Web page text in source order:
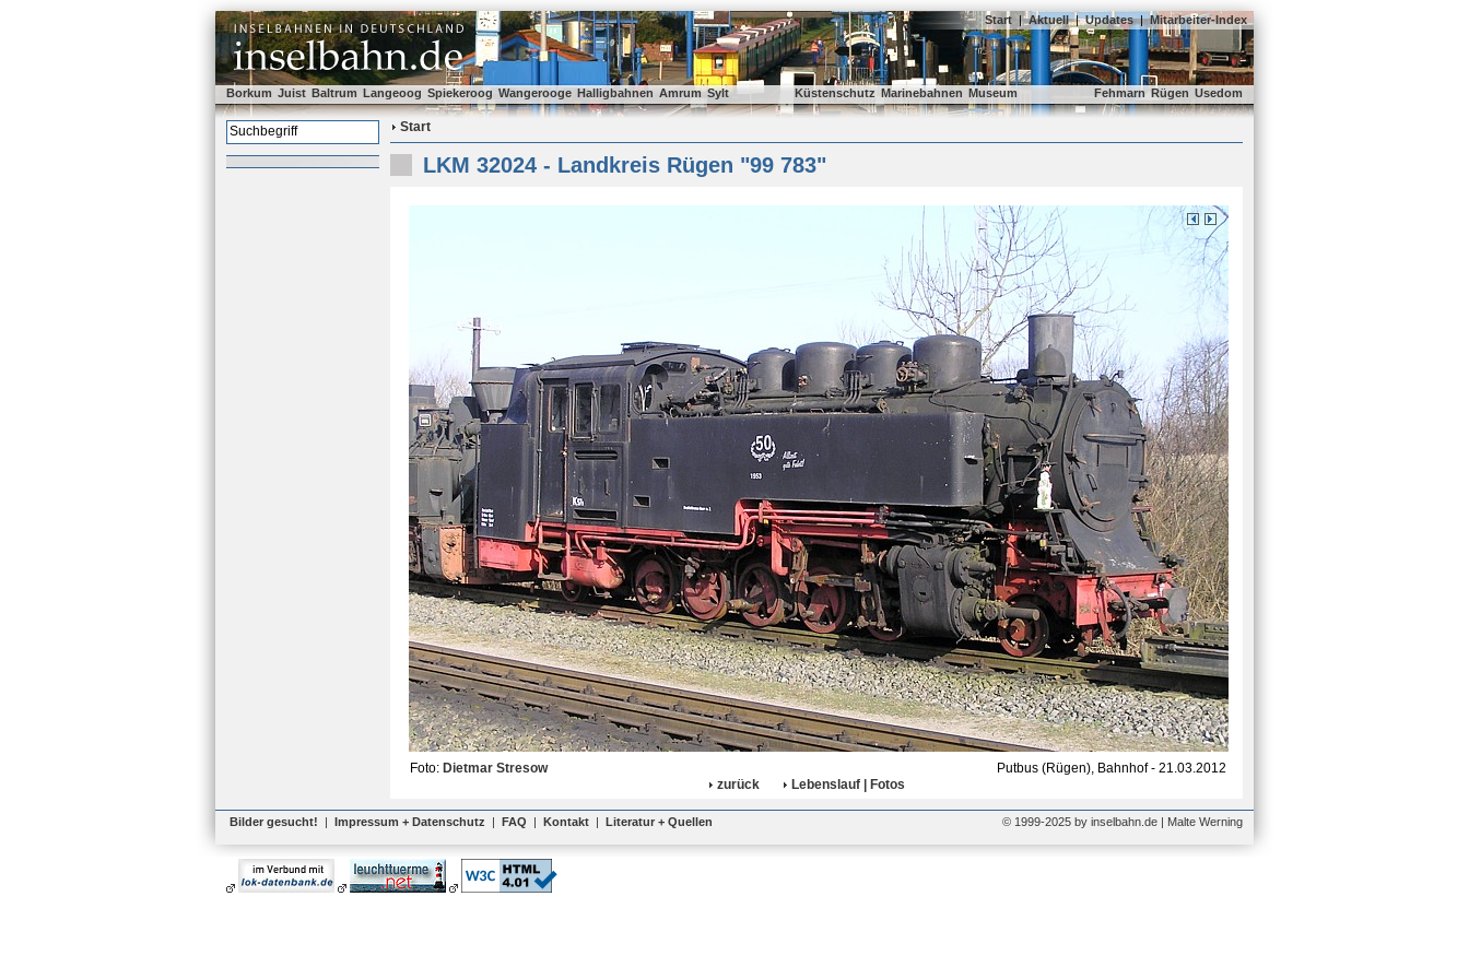
Start | Aktuell | Updates | Mitarbeiter-Index
Borkum Juist Baltrum Langeoog Spiekeroog Wangerooge Halligbahnen Amrum Sylt Küstenschutz Marinebahnen Museum Fehmarn Rügen Usedom
Start
LKM 32024 - Landkreis Rügen "99 783"
Foto: Dietmar Stresow
Putbus (Rügen), Bahnhof - 21.03.2012
zurück
Lebenslauf | Fotos
Bilder gesucht! | Impressum + Datenschutz | FAQ | Kontakt | Literatur + Quellen © 1999-2025 by inselbahn.de | Malte Werning